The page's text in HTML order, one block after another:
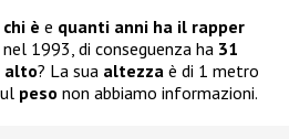
chi è e quanti anni ha il rapper
nel 1993, di conseguenza ha 31
alto? La sua altezza è di 1 metro
peso non abbiamo informazioni.